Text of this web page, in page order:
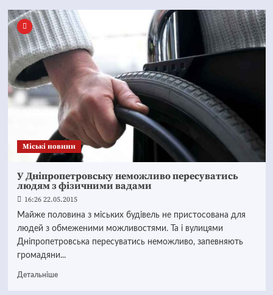
Mіські новини
У Дніпропетровську неможливо пересуватись
людям з фізичними вадами
16:26 22.05.2015
Майже половина з міських будівель не пристосована для
людей з обмеженими можливостями. Та і вулицями
Дніпропетровська пересуватись неможливо, запевняють
громадяни...
Детальніше